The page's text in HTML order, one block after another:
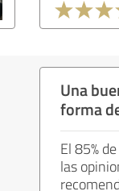
Una
forma
El 85%
las